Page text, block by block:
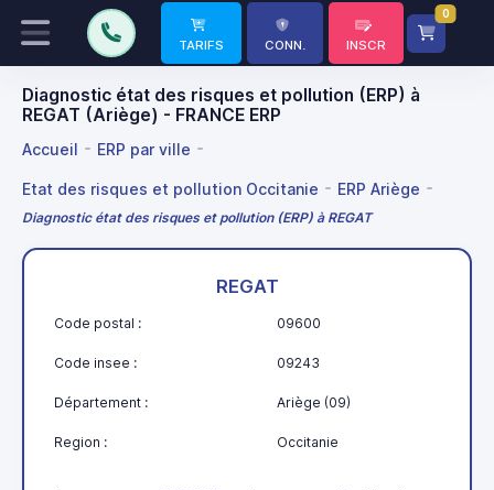
TARIFS CONN. INSCR
0
Diagnostic état des risques et pollution (ERP) à
REGAT (Ariège) - FRANCE ERP
Accueil ERP par ville
Etat des risques et pollution Occitanie ERP Ariège
Diagnostic état des risques et pollution (ERP) à REGAT
REGAT
Code postal : 09600
Code insee : 09243
Département : Ariège (09)
Region : Occitanie